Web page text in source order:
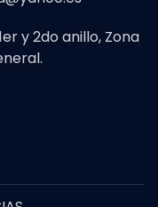
y 2do anillo, Zona